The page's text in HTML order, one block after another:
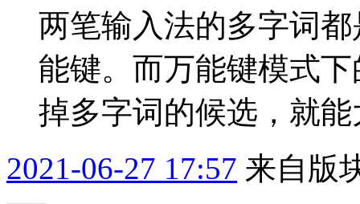
两笔输入法的多字词
能键。而万能键模式
掉多字词的候选，就
2021-06-27 17:57 来自版